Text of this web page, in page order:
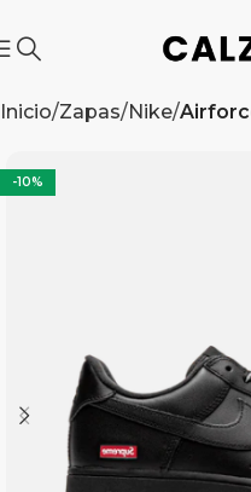
Inicio Zapas Nike
-10%